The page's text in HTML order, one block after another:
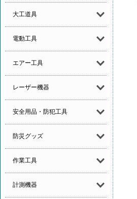
大工道具
電動工具
エアー工具
レーザー機器
安全用品・防犯工具
防災グッズ
作業工具
計測機器